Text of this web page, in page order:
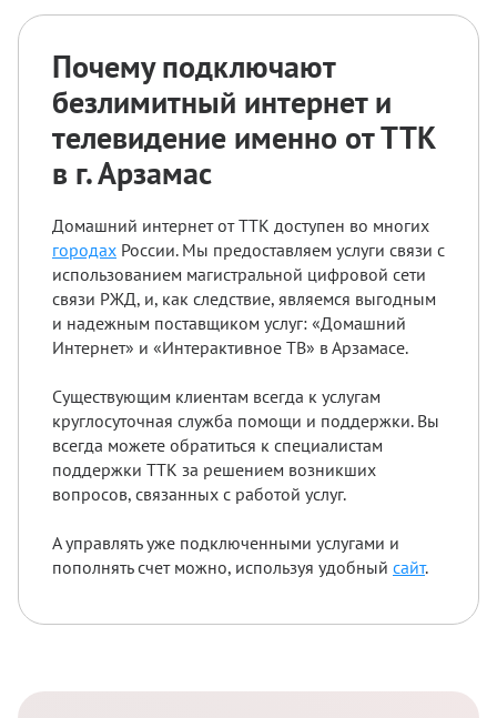
Почему подключают
безлимитный интернет и
телевидение именно от ТТК
в г. Арзамас
Домашний интернет от ТТК доступен во многих
городах России. Мы предоставляем услуги связи с
использованием магистральной цифровой сети
связи РЖД, и, как следствие, являемся выгодным
и надежным поставщиком услуг: «Домашний
Интернет» и «Интерактивное ТВ» в Арзамасе.
Существующим клиентам всегда к услугам
круглосуточная служба помощи и поддержки. Вы
всегда можете обратиться к специалистам
поддержки ТТК за решением возникших
вопросов, связанных с работой услуг.
А управлять уже подключенными услугами и
пополнять счет можно, используя удобный сайт.